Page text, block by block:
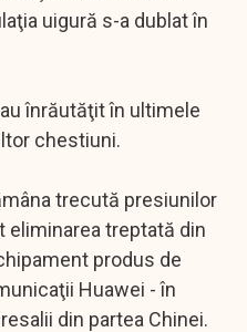
uigură s-a dublat în
înrăutăţit în ultimele
chestiuni.
trecută presiunilor
eliminarea treptată din
produs de
Huawei - în
din partea Chinei.